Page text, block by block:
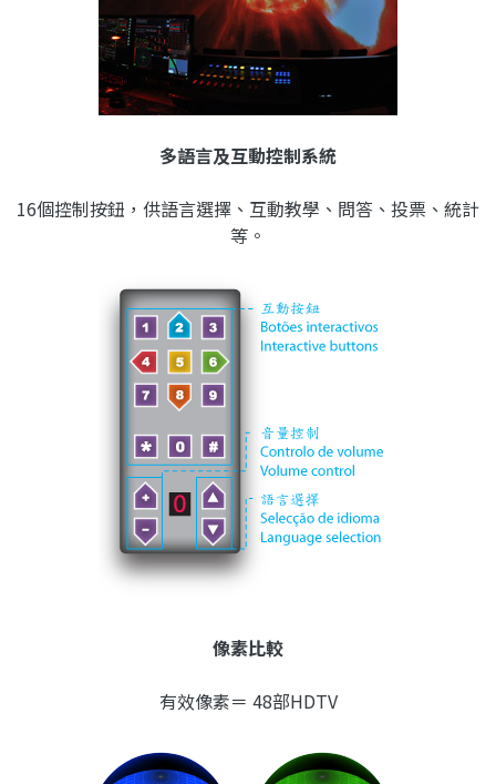
多語言及互動控制系統
16個控制按鈕，供語言選擇、互動教學、問答、投票、統計
等。
像素比較
有效像素＝ 48部HDTV